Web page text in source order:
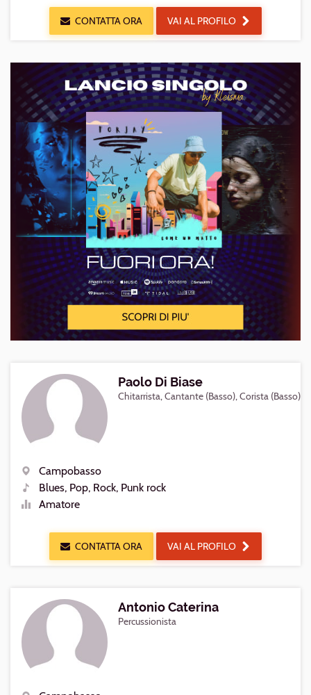
CONTATTA ORA VAI AL PROFILO
Paolo Di Biase
Chitarrista, Cantante (Basso), Corista (Basso)
Luogo
Campobasso
Generi
Blues, Pop, Rock, Punk rock
Amatore
CONTATTA ORA VAI AL PROFILO
Antonio Caterina
Percussionista